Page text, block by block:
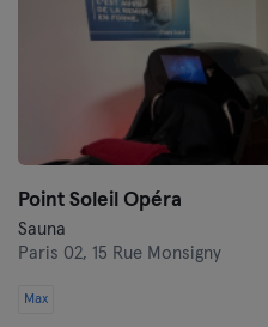
Point Soleil Opéra
Sauna
Paris 02, 15 Rue Monsigny
Max